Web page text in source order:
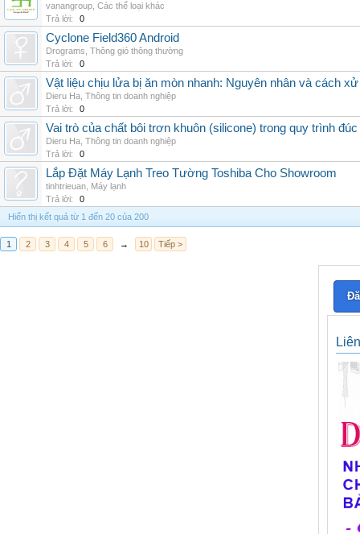
vanangroup Các thể loại khác
Trả lời:
0
Cyclone Field360 Android
Drograms Thông gió thông thường
Trả lời:
0
Vật liệu chịu lửa bị ăn mòn nhanh: Nguyên nhân và cách
Dieru Ha Thông tin doanh nghiệp
Trả lời:
0
Vai trò của chất bôi trơn khuôn (silicone) trong quy trình
Dieru Ha Thông tin doanh nghiệp
Trả lời:
0
Lắp Đặt Máy Lạnh Treo Tường Toshiba Cho Showroom
tinhtrieuan Máy lạnh
Trả lời:
0
Hiển thị kết quả từ 1 đến 20 của 200
1 2 3 4 5 6 → 10 Tiếp >